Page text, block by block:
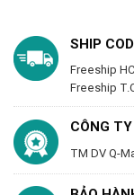
SHIP
Freeship
Freeship
CÔNG
TM DV Q-